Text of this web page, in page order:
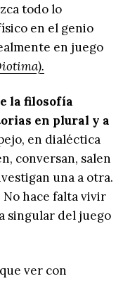
todo lo
en el genio
en juego
la filosofía
en plural y a
en dialéctica
conversan, salen
una a otra.
No hace falta vivir
singular del juego
ver con